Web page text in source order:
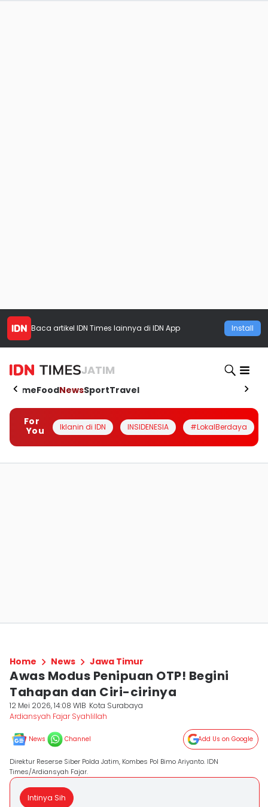
Baca artikel IDN Times lainnya di IDN App Install
JATIM
HomeFoodNewsSportTravel
For
You
Iklanin di IDN INSIDENESIA #LokalBerdaya
Home News Jawa Timur
Awas Modus Penipuan OTP! Begini
Tahapan dan Ciri-cirinya
12 Mei 2026, 14:08 WIB Kota Surabaya
Ardiansyah Fajar Syahlillah
News Channel Add Us on Google
Direktur Reserse Siber Polda Jatim, Kombes Pol Bimo Ariyanto. IDN
Times/Ardiansyah Fajar.
Intinya Sih